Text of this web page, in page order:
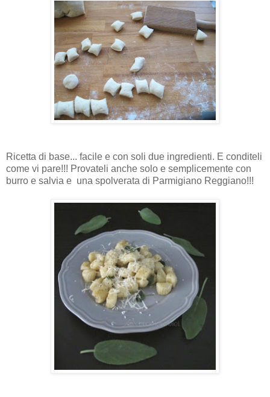
Ricetta di base... facile e con soli due ingredienti. E conditeli
come vi pare!!! Provateli anche solo e semplicemente con
burro e salvia e una spolverata di Parmigiano Reggiano!!!